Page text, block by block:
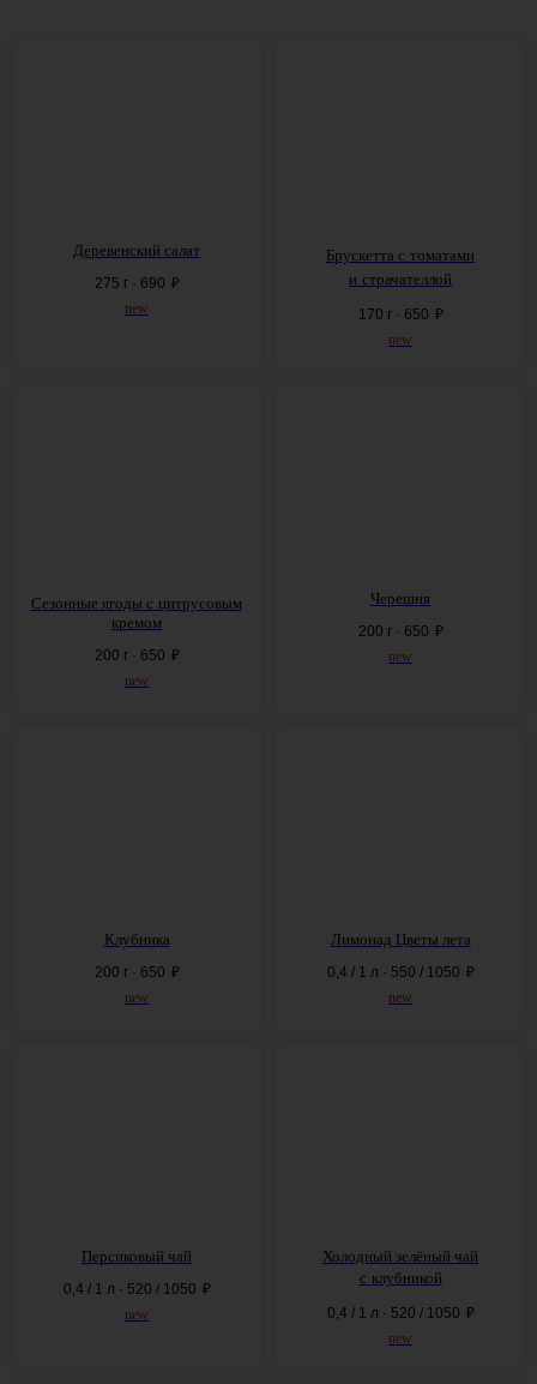
Деревенский салат
275 г · 690 ₽
new
Брускетта с томатами
и страчателлой
170 г · 650 ₽
new
Сезонные ягоды с цитрусовым
кремом
200 г · 650 ₽
new
Черешня
200 г · 650 ₽
new
Клубника
200 г · 650 ₽
new
Лимонад Цветы лета
0,4 / 1 л · 550 / 1050 ₽
new
Персиковый чай
0,4 / 1 л · 520 / 1050 ₽
new
Холодный зелёный чай
с клубникой
0,4 / 1 л · 520 / 1050 ₽
new